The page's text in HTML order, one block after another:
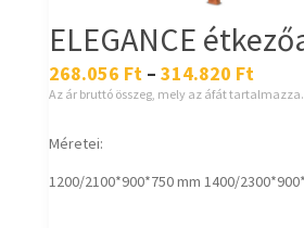
ELEGANCE
268.056 Ft – 314.820 Ft
Az ár bruttó összeg, mely az áfát tartalmazza.
Méretei:
1200/2100*900*750 mm 1400/